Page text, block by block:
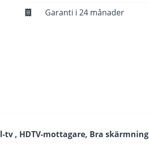
Garanti i 24 månader
, HDTV-mottagare, Bra skärmning